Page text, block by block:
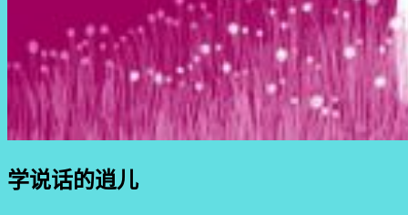
学说话的逍儿